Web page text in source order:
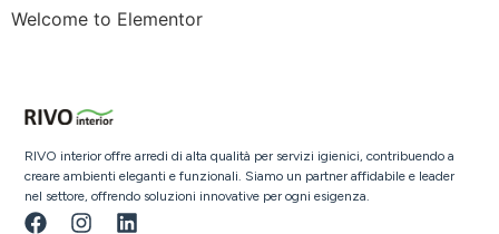
Welcome to Elementor
RIVO interior offre arredi di alta qualità per servizi igienici, contribuendo a
creare ambienti eleganti e funzionali. Siamo un partner affidabile e leader
nel settore, offrendo soluzioni innovative per ogni esigenza.